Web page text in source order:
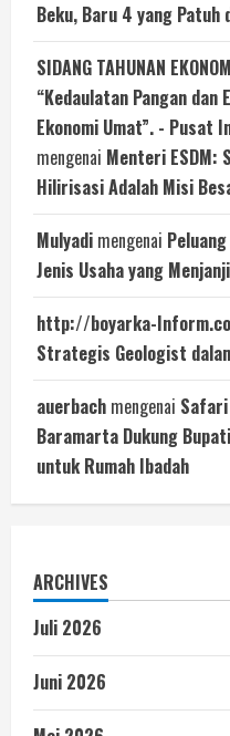
Beku, Baru 4 yang Patuh
SIDANG TAHUNAN
“Kedaulatan Pangan
Ekonomi Umat”. - Pusat
mengenai Menteri ESDM:
Hilirisasi Adalah Misi
Mulyadi mengenai
Jenis Usaha yang
http://boyarka-
Strategis Geologist
auerbach mengenai
Baramarta Dukung
untuk Rumah Ibadah
ARCHIVES
Juli 2026
Juni 2026